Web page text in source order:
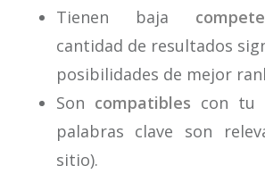
Tienen baja
cantidad de resultados
posibilidades de mejor
Son compatibles con tu
palabras clave son
sitio).